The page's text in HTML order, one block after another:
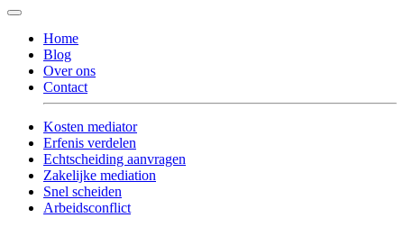
Home
Blog
Over ons
Contact
Kosten mediator
Erfenis verdelen
Echtscheiding aanvragen
Zakelijke mediation
Snel scheiden
Arbeidsconflict